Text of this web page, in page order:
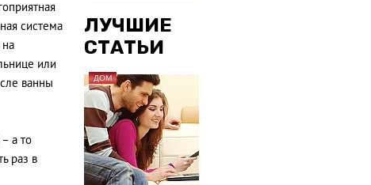
ЛУЧШИЕ
СТАТЬИ
ДОМ
система
или
ванны
а то
раз в